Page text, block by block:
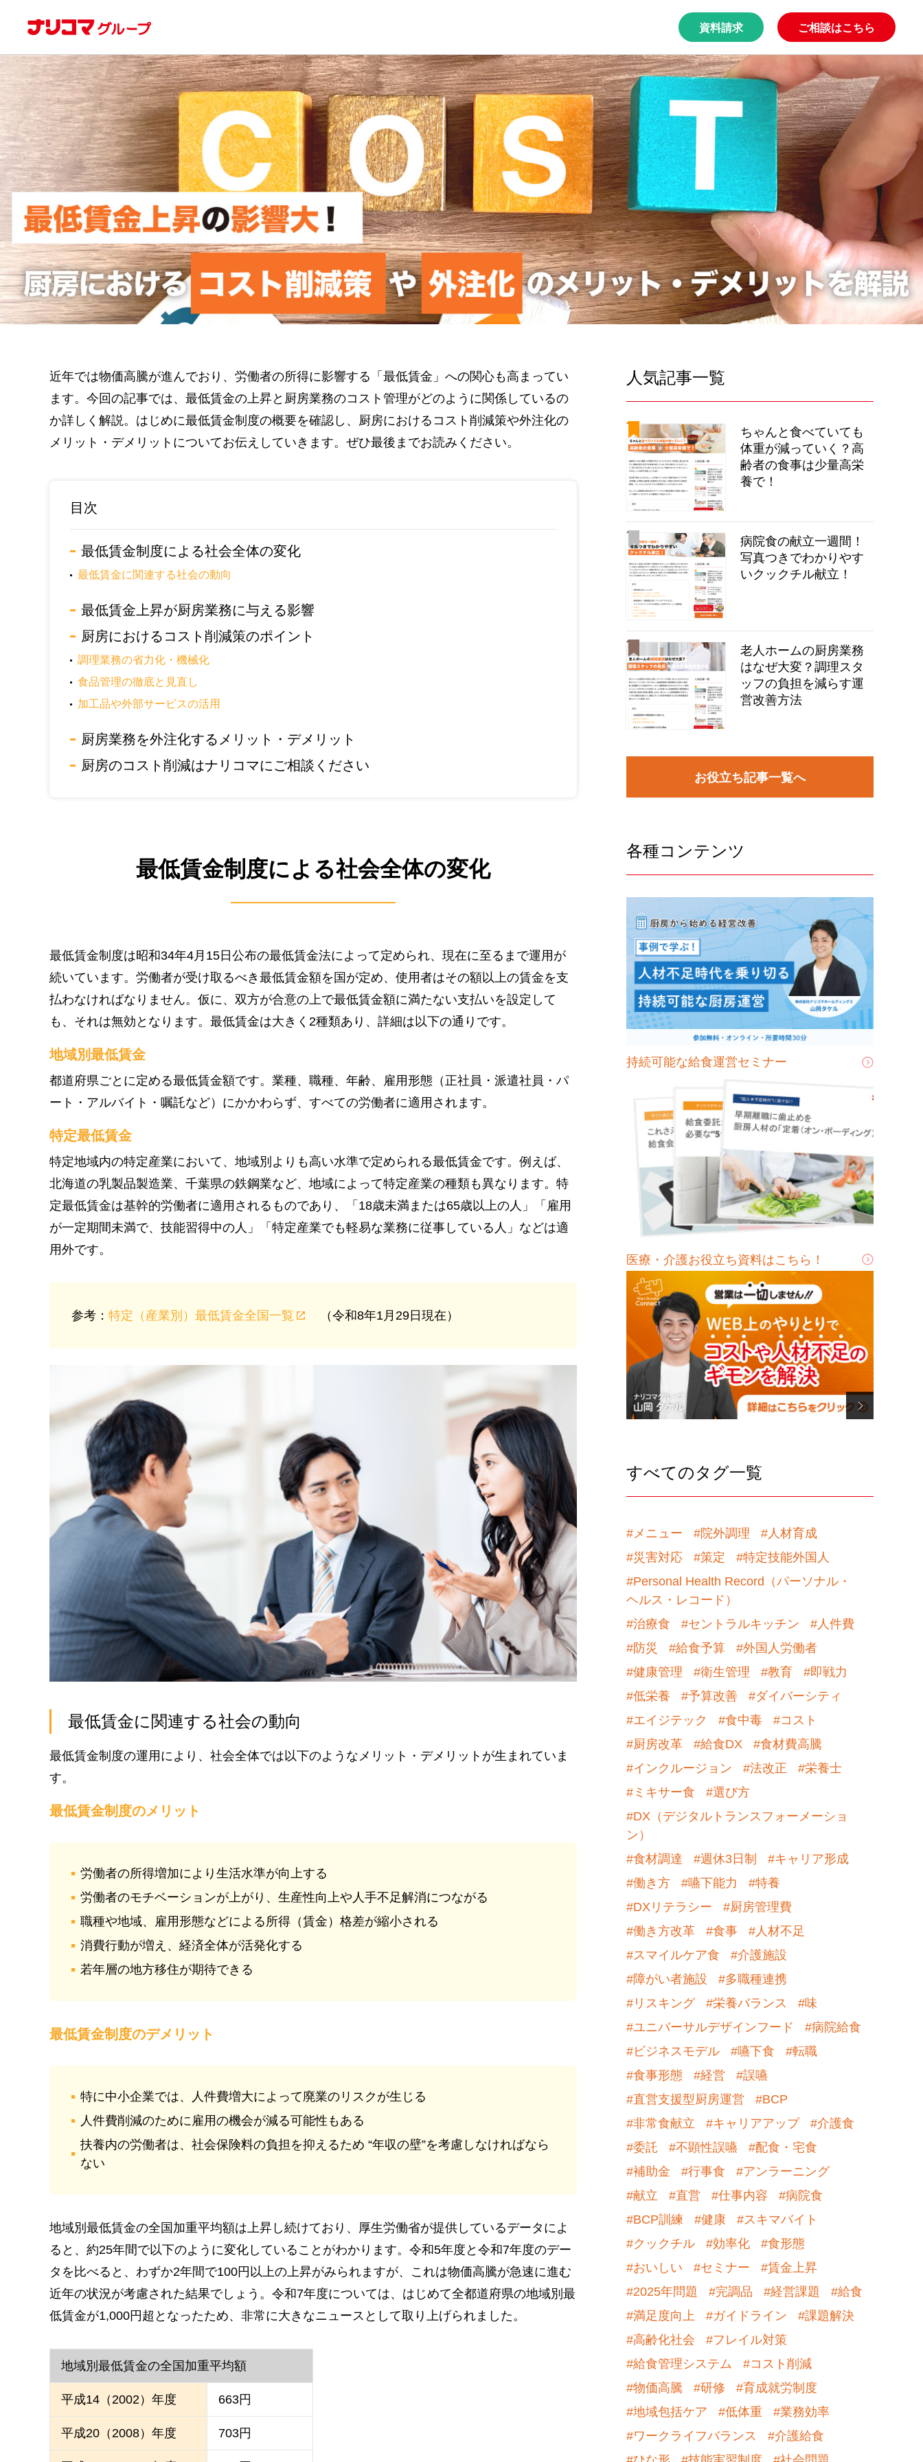
資料請求 ご相談はこちら
近年では物価高騰が進んでおり、労働者の所得に影響する「最低賃金」への関心も高まってい
ます。今回の記事では、最低賃金の上昇と厨房業務のコスト管理がどのように関係しているの
か詳しく解説。はじめに最低賃金制度の概要を確認し、厨房におけるコスト削減策や外注化の
メリット・デメリットについてお伝えしていきます。ぜひ最後までお読みください。
目次
最低賃金制度による社会全体の変化
最低賃金に関連する社会の動向
最低賃金上昇が厨房業務に与える影響
厨房におけるコスト削減策のポイント
調理業務の省力化・機械化
食品管理の徹底と見直し
加工品や外部サービスの活用
厨房業務を外注化するメリット・デメリット
厨房のコスト削減はナリコマにご相談ください
最低賃金制度による社会全体の変化
最低賃金制度は昭和34年4月15日公布の最低賃金法によって定められ、現在に至るまで運用が
続いています。労働者が受け取るべき最低賃金額を国が定め、使用者はその額以上の賃金を支
払わなければなりません。仮に、双方が合意の上で最低賃金額に満たない支払いを設定して
も、それは無効となります。最低賃金は大きく2種類あり、詳細は以下の通りです。
地域別最低賃金
都道府県ごとに定める最低賃金額です。業種、職種、年齢、雇用形態（正社員・派遣社員・パ
ート・アルバイト・嘱託など）にかかわらず、すべての労働者に適用されます。
特定最低賃金
特定地域内の特定産業において、地域別よりも高い水準で定められる最低賃金です。例えば、
北海道の乳製品製造業、千葉県の鉄鋼業など、地域によって特定産業の種類も異なります。特
定最低賃金は基幹的労働者に適用されるものであり、「18歳未満または65歳以上の人」「雇用
が一定期間未満で、技能習得中の人」「特定産業でも軽易な業務に従事している人」などは適
用外です。
参考： 特定（産業別）最低賃金全国一覧 （令和8年1月29日現在）
最低賃金に関連する社会の動向
最低賃金制度の運用により、社会全体では以下のようなメリット・デメリットが生まれていま
す。
最低賃金制度のメリット
労働者の所得増加により生活水準が向上する
労働者のモチベーションが上がり、生産性向上や人手不足解消につながる
職種や地域、雇用形態などによる所得（賃金）格差が縮小される
消費行動が増え、経済全体が活発化する
若年層の地方移住が期待できる
最低賃金制度のデメリット
特に中小企業では、人件費増大によって廃業のリスクが生じる
人件費削減のために雇用の機会が減る可能性もある
扶養内の労働者は、社会保険料の負担を抑えるため “年収の壁”を考慮しなければなら
ない
地域別最低賃金の全国加重平均額は上昇し続けており、厚生労働省が提供しているデータによ
ると、約25年間で以下のように変化していることがわかります。令和5年度と令和7年度のデー
タを比べると、わずか2年間で100円以上の上昇がみられますが、これは物価高騰が急速に進む
近年の状況が考慮された結果でしょう。令和7年度については、はじめて全都道府県の地域別最
低賃金が1,000円超となったため、非常に大きなニュースとして取り上げられました。
地域別最低賃金の全国加重平均額
平成14（2002）年度 663円
平成20（2008）年度 703円
人気記事一覧
ちゃんと食べていても
体重が減っていく？高
齢者の食事は少量高栄
養で！
病院食の献立一週間！
写真つきでわかりやす
いクックチル献立！
老人ホームの厨房業務
はなぜ大変？調理スタ
ッフの負担を減らす運
営改善方法
お役立ち記事一覧へ
各種コンテンツ
持続可能な給食運営セミナー
医療・介護お役立ち資料はこちら！
すべてのタグ一覧
#メニュー #院外調理
#人材育成
#災害対応
#策定
#特定技能外国人
#Personal Health Record（パーソナル・
ヘルス・レコード）
#治療食
#セントラルキッチン
#人件費
#防災
#給食予算
#外国人労働者
#健康管理
#衛生管理 #教育
#即戦力
#低栄養
#予算改善
#ダイバーシティ
#エイジテック
#食中毒
#コスト
#厨房改革
#給食DX
#食材費高騰
#インクルージョン
#法改正
#栄養士
#ミキサー食
#選び方
#DX（デジタルトランスフォーメーショ
ン）
#食材調達
#週休3日制
#キャリア形成
#働き方
#嚥下能力
#特養
#DXリテラシー
#厨房管理費
#働き方改革
#食事
#人材不足
#スマイルケア食
#介護施設
#障がい者施設
#多職種連携
#リスキング
#栄養バランス
#味
#ユニバーサルデザインフード
#病院給食
#ビジネスモデル
#嚥下食
#転職
#食事形態
#経営
#誤嚥
#直営支援型厨房運営
#BCP
#非常食献立
#キャリアアップ
#介護食
#委託
#不顕性誤嚥
#配食・宅食
#補助金
#行事食
#アンラーニング
#献立
#直営 #仕事内容
#病院食
#BCP訓練
#健康
#スキマバイト
#クックチル
#効率化
#食形態
#おいしい
#セミナー
#賃金上昇
#2025年問題
#完調品 #経営課題
#給食
#満足度向上
#ガイドライン
#課題解決
#高齢化社会
#フレイル対策
#給食管理システム
#コスト削減
#物価高騰
#研修
#育成就労制度
#地域包括ケア
#低体重
#業務効率
#ワークライフバランス
#介護給食